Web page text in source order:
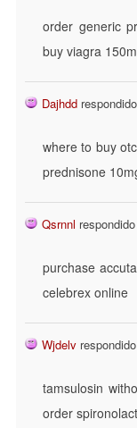
order generic
buy viagra
Dajhdd
where to buy
prednisone
Qsrnnl
purchase
celebrex online
Wjdelv
tamsulosin
order